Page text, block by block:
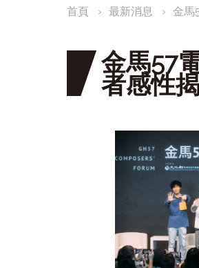
首頁 最新消息 金馬
金馬57
者感性